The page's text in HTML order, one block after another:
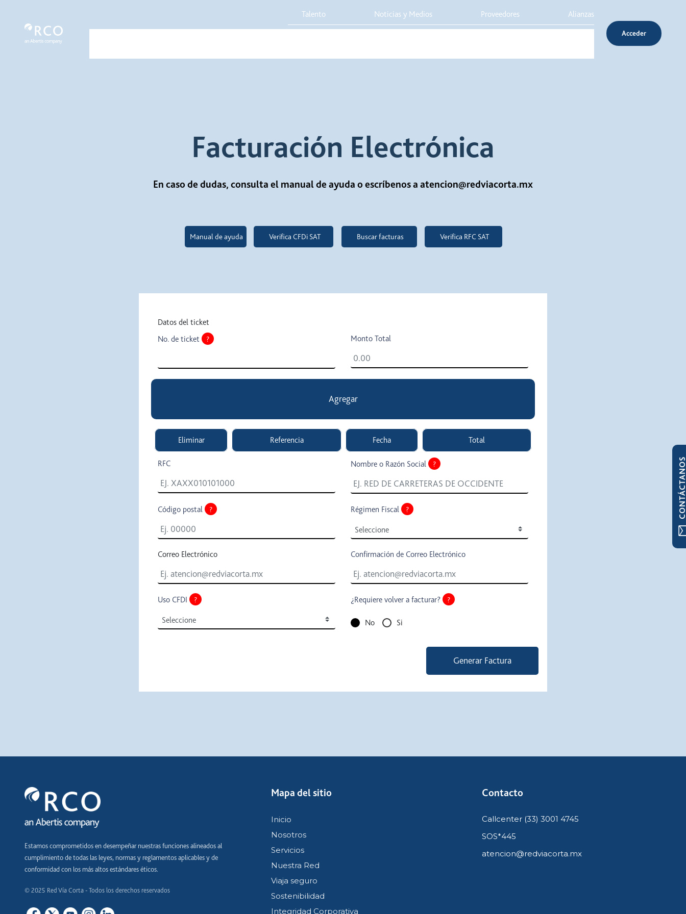
Talento Noticias y Medios Proveedores Alianzas
Acceder
Facturación Electrónica
En caso de dudas, consulta el manual de ayuda o escríbenos a atencion@redviacorta.mx
Manual de ayuda Verifica CFDi SAT Buscar facturas Verifica RFC SAT
Solicitud Facturacion
Datos del ticket
No. de ticket
? Monto Total
Agregar
Eliminar Referencia Fecha Total
RFC Nombre o Razón Social ?
Código postal ? Régimen Fiscal ?
Correo Electrónico Confirmación de Correo Electrónico
Uso CFDI ? ¿Requiere volver a facturar? ?
No Si
Generar Factura
Estamos comprometidos en desempeñar nuestras funciones alineados al
cumplimiento de todas las leyes, normas y reglamentos aplicables y de
conformidad con los más altos estándares éticos.
© 2025 Red Vía Corta - Todos los derechos reservados
Mapa del sitio
Inicio
Nosotros
Servicios
Nuestra Red
Viaja seguro
Sostenibilidad
Integridad Corporativa
Contacto
Callcenter (33) 3001 4745
SOS*445
atencion@redviacorta.mx